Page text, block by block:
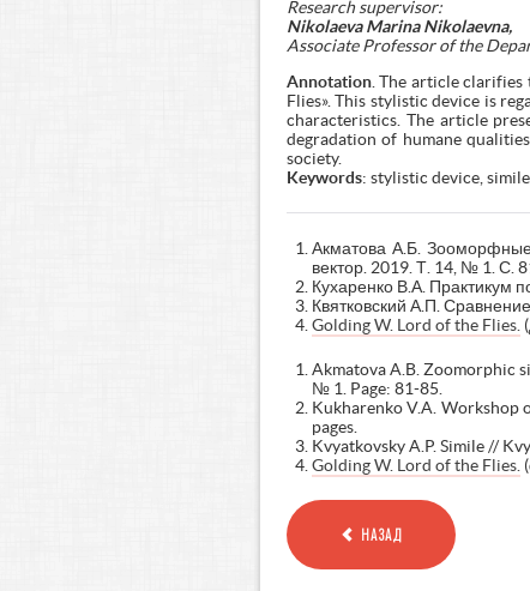
Research supervisor:
Nikolaeva Marina Nikolaevna,
Associate Professor of the
Annotation. The article clarifies
Flies». This stylistic device is
characteristics. The article
degradation of humane
society.
Keywords: stylistic device,
Акматова А.Б.
вектор. 2019. Т. 14, № 1. С.
Кухаренко В.А. Практикум
Квятковский А.П.
Golding W. Lord of the Flies.
Akmatova A.B. Zoomorphic
№ 1. Page: 81-85.
Kukharenko V.A. Workshop
pages.
Kvyatkovsky A.P. Simile //
Golding W. Lord of the Flies.
НАЗАД